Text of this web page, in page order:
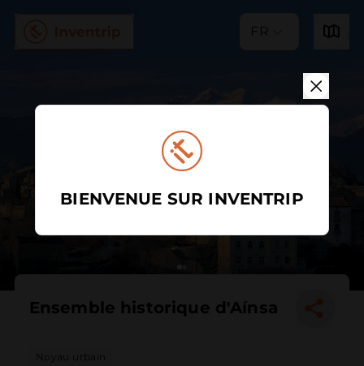
FR
Ensemble historique d'Aínsa
Noyau urbain
BIENVENUE SUR INVENTRIP